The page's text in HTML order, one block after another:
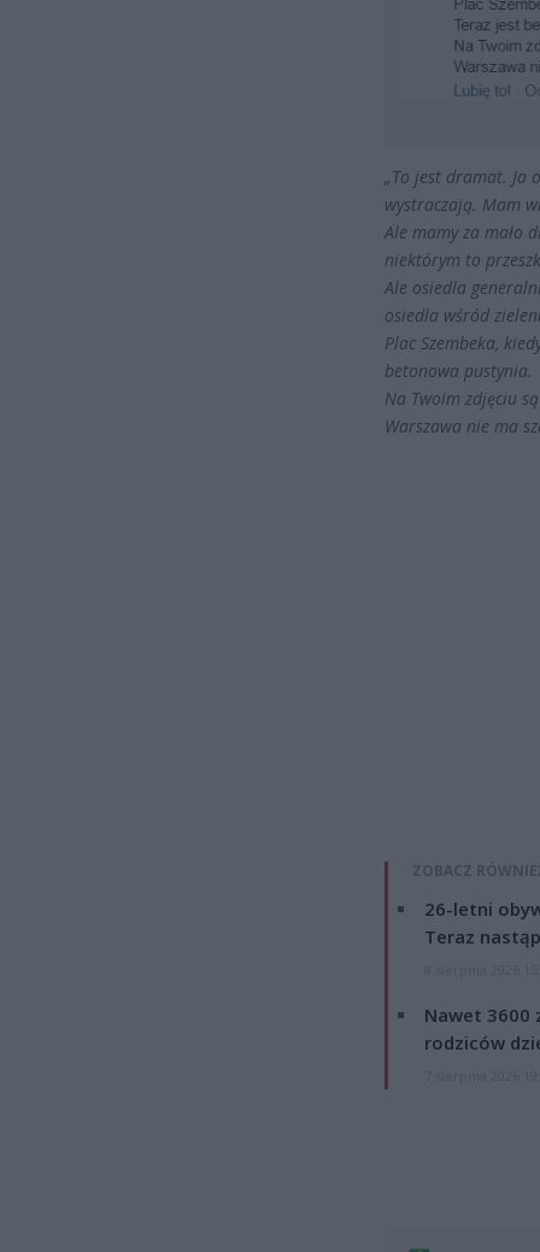
„To jest dramat. Ja
wystraczają. Mam
Ale mamy za mało
niektórym to
Ale osiedla
osiedla wśród
Plac Szembeka,
betonowa pustynia.
Na Twoim zdjęciu
Warszawa nie ma
ZOBACZ
26-letni
Teraz
Nawet 3600
rodziców